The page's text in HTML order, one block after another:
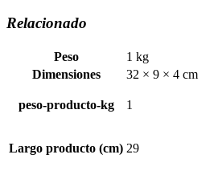
Relacionado
Peso
1 kg
Dimensiones
32 × 9 × 4 cm
peso-producto-kg 1
Largo producto (cm) 29